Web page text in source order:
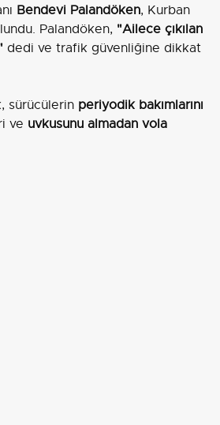
Bendevi Palandöken, Kurban
Palandöken, "Ailece çıkılan
dedi ve trafik güvenliğine dikkat
sürücülerin periyodik bakımlarını
ve uykusunu almadan yola